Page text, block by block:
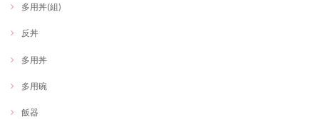
多用丼(組)
反丼
多用丼
多用碗
飯器